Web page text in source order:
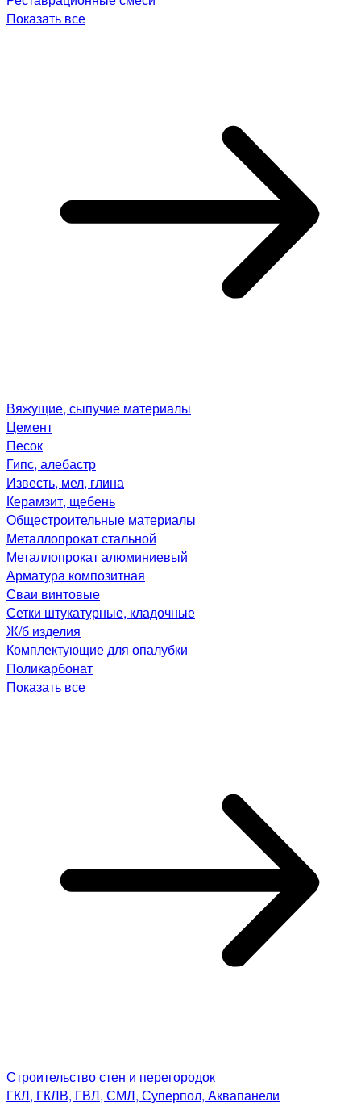
Показать все
Вяжущие, сыпучие материалы
Цемент
Песок
Гипс, алебастр
Известь, мел, глина
Керамзит, щебень
Общестроительные материалы
Металлопрокат стальной
Металлопрокат алюминиевый
Арматура композитная
Сваи винтовые
Сетки штукатурные, кладочные
Ж/б изделия
Комплектующие для опалубки
Поликарбонат
Показать все
Строительство стен и перегородок
ГКЛ, ГКЛВ, ГВЛ, СМЛ, Суперпол, Аквапанели